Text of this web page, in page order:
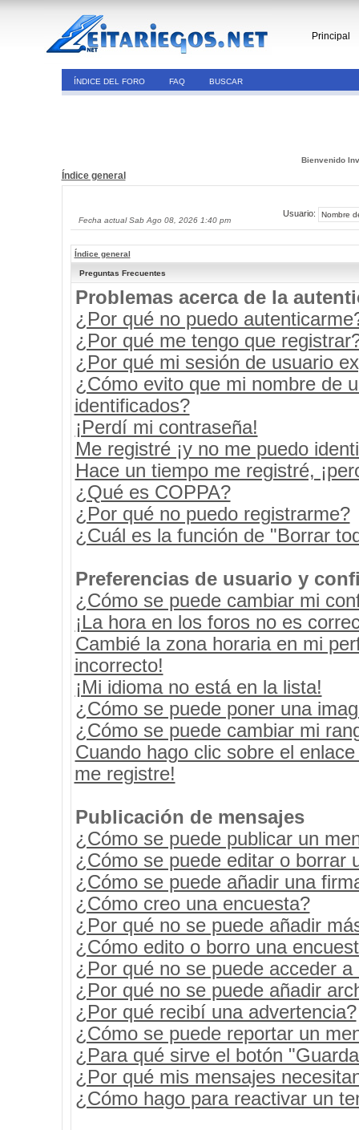
Principal
ÍNDICE DEL FORO FAQ BUSCAR
Bienvenido
Índice general
Fecha actual Sab Ago 08, 2026 1:40 pm
Usuario:
Índice general
Preguntas Frecuentes
Problemas acerca de la
¿Por qué no puedo
¿Por qué me tengo que
¿Por qué mi sesión de usuario
¿Cómo evito que mi nombre de
identificados?
¡Perdí mi contraseña!
Me registré ¡y no me puedo
Hace un tiempo me registré,
¿Qué es COPPA?
¿Por qué no puedo registrarme?
¿Cuál es la función de "Borrar
Preferencias de usuario y
¿Cómo se puede cambiar mi
¡La hora en los foros no es
Cambié la zona horaria en mi
incorrecto!
¡Mi idioma no está en la lista!
¿Cómo se puede poner una
¿Cómo se puede cambiar mi
Cuando hago clic sobre el
me registre!
Publicación de mensajes
¿Cómo se puede publicar un
¿Cómo se puede editar o borrar
¿Cómo se puede añadir una
¿Cómo creo una encuesta?
¿Por qué no se puede añadir
¿Cómo edito o borro una
¿Por qué no se puede acceder a
¿Por qué no se puede añadir
¿Por qué recibí una advertencia?
¿Cómo se puede reportar un
¿Para qué sirve el botón
¿Por qué mis mensajes
¿Cómo hago para reactivar un